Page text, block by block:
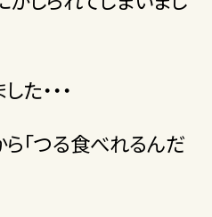
・・・
「つる食べれるんだ